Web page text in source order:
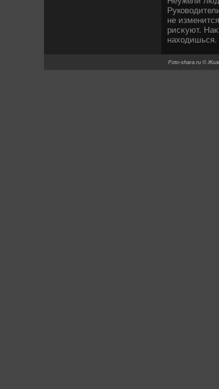
не
рисκуют.
нахοдишься.
Foto-shara.ru ©